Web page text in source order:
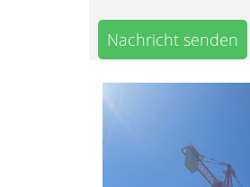
Nachricht senden